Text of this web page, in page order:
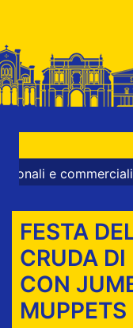
FESTA
CRUDA
CON
MUPPETS